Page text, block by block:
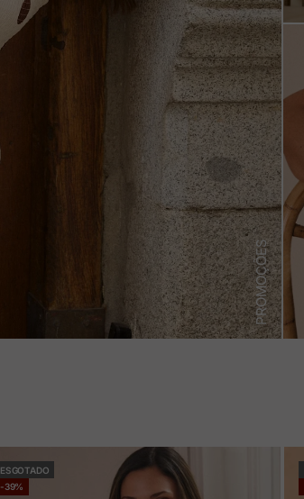
PROMOÇÕES
ESGOTADO
-39%